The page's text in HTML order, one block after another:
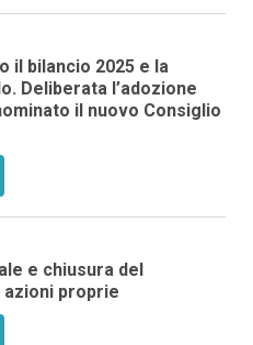
il bilancio 2025 e la
Deliberata l’adozione
il nuovo Consiglio
e chiusura del
azioni proprie